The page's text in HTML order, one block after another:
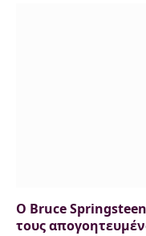
Ο Bruce
τους